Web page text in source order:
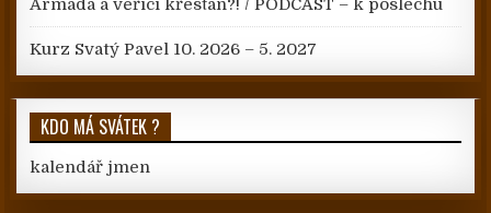
Armáda a věřící křesťan?! / PODCAST – k poslechu
Kurz Svatý Pavel 10. 2026 – 5. 2027
KDO MÁ SVÁTEK ?
kalendář jmen